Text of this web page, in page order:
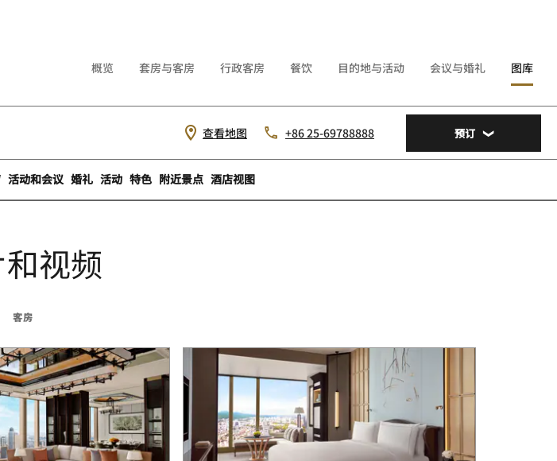
概览 套房与客房 行政客房 餐饮 目的地与活动 会议与婚礼 图库
查看地图 +86 25-69788888 预订
活动和会议 婚礼 活动 特色 附近景点 酒店视图
视频
客房